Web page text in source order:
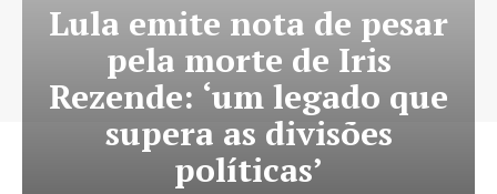
Lula emite nota de pesar
pela morte de Iris
Rezende: ‘um legado que
supera as divisões
políticas’